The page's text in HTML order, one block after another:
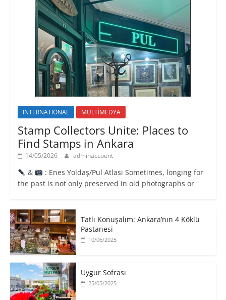
INTERNATIONAL MULTİMEDYA
Stamp Collectors Unite: Places to
Find Stamps in Ankara
14/05/2026 adminaccount
&
: Enes Yoldaş/Pul Atlası Sometimes, longing for
the past is not only preserved in old photographs or
Tatlı Konuşalım: Ankara’nın 4 Köklü
Pastanesi
10/06/2025
Uygur Sofrası
25/05/2025